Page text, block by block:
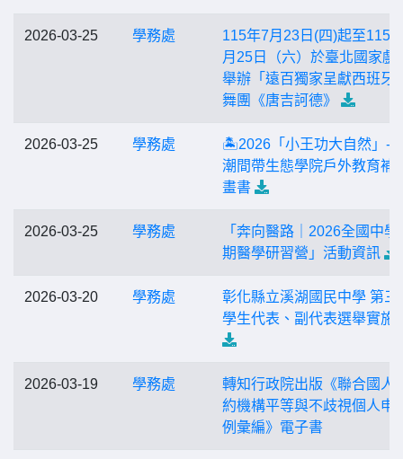
2026-03-25 學務處
115年7月23日(四)起至115
月25日（六）於臺北國家戲
舉辦「遠百獨家呈獻西班牙
舞團《唐吉訶德》
2026-03-25 學務處
🏝️2026「小王功大自然」-
潮間帶生態學院戶外教育補
畫書
2026-03-25 學務處
「奔向醫路｜2026全國中學
期醫學研習營」活動資訊
2026-03-20 學務處
彰化縣立溪湖國民中學 第三
學生代表、副代表選舉實施
2026-03-19 學務處
轉知行政院出版《聯合國人
約機構平等與不歧視個人申
例彙編》電子書